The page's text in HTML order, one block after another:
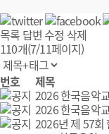
목록 답변 수정 삭제
110개(7/11페이지)
번호
제목
2026 한국음악
2026 한국음악
2026년 제 57회